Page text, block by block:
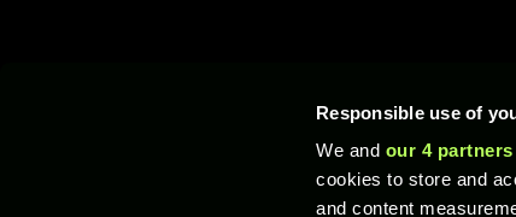
Responsible use of
We and our 4 partners
cookies to store and
and content
© 2026 XTEN Limited. Alle Rechte vorbehalten. STRIKERZ Inc., STRZ,
Amerika und in anderen Ländern ein Warenzeichen oder eingetragenes